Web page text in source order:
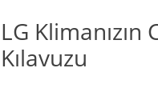
LG
Kılavuzu